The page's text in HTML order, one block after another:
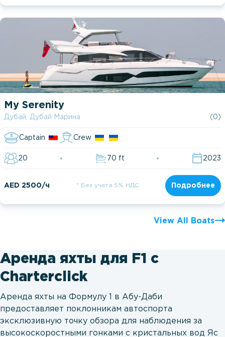
My Serenity
Дубай, Дубай Марина (0)
Captain Crew
20 70 ft 2023
AED 2500/ч * Без учета 5% НДС Подробнее
View All Boats
Аренда яхты для F1 с
Charterclick
Аренда яхты на Формулу 1 в Абу-Даби
предоставляет поклонникам автоспорта
эксклюзивную точку обзора для наблюдения за
высокоскоростными гонками с кристальных вод Яс